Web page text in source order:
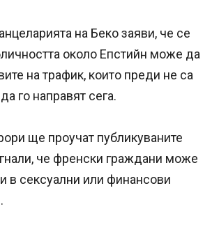
на Беко заяви, че се
около Епстийн може да
на трафик, които преди не са
го направят сега.
ще проучат публикуваните
че френски граждани може
в сексуални или финансови